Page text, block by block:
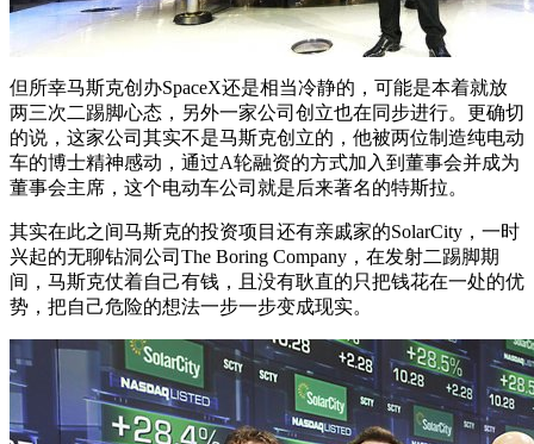
但所幸马斯克创办SpaceX还是相当冷静的，可能是本着就放
两三次二踢脚心态，另外一家公司创立也在同步进行。更确切
的说，这家公司其实不是马斯克创立的，他被两位制造纯电动
车的博士精神感动，通过A轮融资的方式加入到董事会并成为
董事会主席，这个电动车公司就是后来著名的特斯拉。
其实在此之间马斯克的投资项目还有亲戚家的SolarCity，一时
兴起的无聊钻洞公司The Boring Company，在发射二踢脚期
间，马斯克仗着自己有钱，且没有耿直的只把钱花在一处的优
势，把自己危险的想法一步一步变成现实。